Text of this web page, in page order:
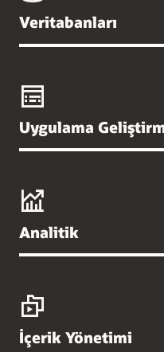
Veritabanları
Uygulama
Analitik
İçerik Yönetimi